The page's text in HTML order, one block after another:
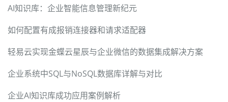
AI知识库：企业智能信息管理新纪元
如何配置有成报销连接器和请求适配器
轻易云实现金蝶云星辰与企业微信的数据集成解决方案
企业系统中SQL与NoSQL数据库详解与对比
企业AI知识库成功应用案例解析